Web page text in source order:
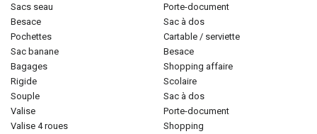
sacs seau
besace
pochettes
sac banane
bagages
rigide
souple
valise
valise 4 roues
porte-document
sac à dos
cartable / serviette
besace
shopping affaire
scolaire
sac à dos
porte-document
shopping